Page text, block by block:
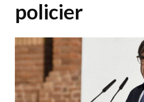
policier